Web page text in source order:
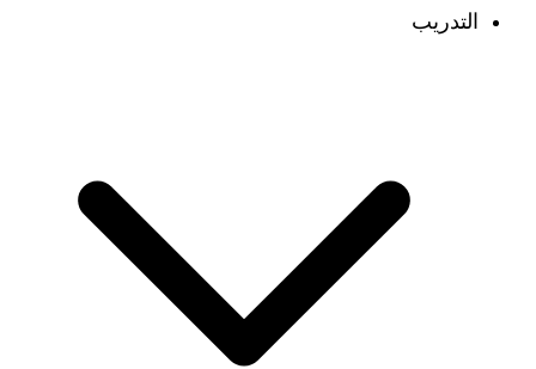
التدريب